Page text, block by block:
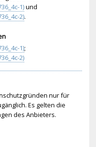
1)und
2).
1);
2)
nur für
Es gelten die
des Anbieters.